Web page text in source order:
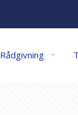
Rådgivning